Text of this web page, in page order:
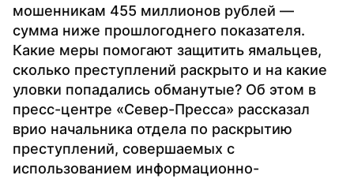
мошенникам 455 миллионов рублей —
сумма ниже прошлогоднего показателя.
Какие меры помогают защитить ямальцев,
сколько преступлений раскрыто и на какие
уловки попадались обманутые? Об этом в
пресс-центре «Север-Пресса» рассказал
врио начальника отдела по раскрытию
преступлений, совершаемых с
использованием информационно-